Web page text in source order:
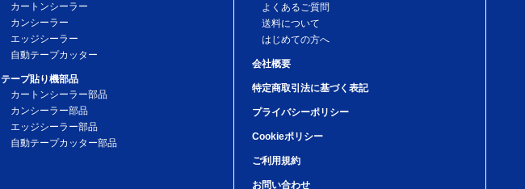
カートンシーラー
カンシーラー
エッジシーラー
自動テープカッター
テープ貼り機部品
カートンシーラー部品
カンシーラー部品
エッジシーラー部品
自動テープカッター部品
よくあるご質問
送料について
はじめての方へ
会社概要
特定商取引法に基づく表記
プライバシーポリシー
Cookieポリシー
ご利用規約
お問い合わせ